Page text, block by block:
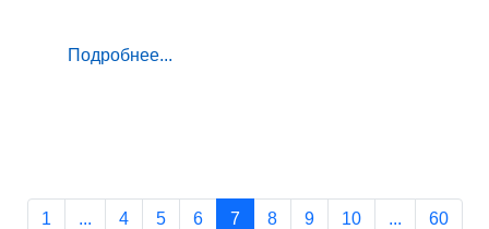
Подробнее...
1 ... 4 5 6 7 8 9 10 ... 60